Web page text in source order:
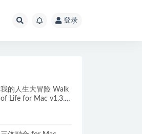
登录
我的人生大冒险 Walk
of Life for Mac v1.3.0